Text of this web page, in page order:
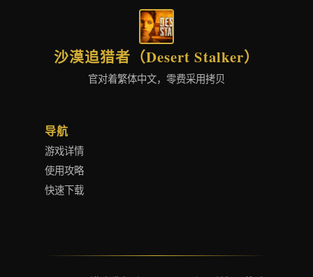
沙漠追猎者（Desert Stalker）
官对着繁体中文，零费采用拷贝
导航
游戏详情
使用攻略
快速下载